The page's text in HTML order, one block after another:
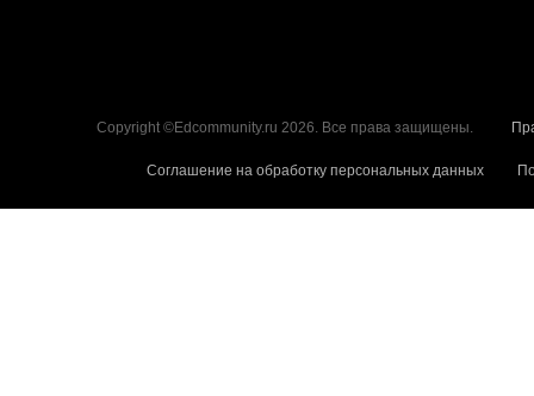
Copyright ©Edcommunity.ru 2026. Все права защищены.
Соглашение на обработку персональных данных